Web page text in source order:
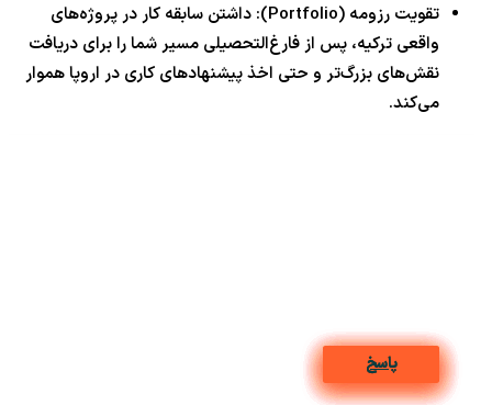
تقویت رزومه (Portfolio): داشتن سابقه کار در پروژه‌های
واقعی ترکیه، پس از فارغ‌التحصیلی مسیر شما را برای دریافت
نقش‌های بزرگ‌تر و حتی اخذ پیشنهادهای کاری در اروپا هموار
می‌کند.
پاسخ
پاسخ
پاسخ
پاسخ
پاسخ
پاسخ
پاسخ
پاسخ
پاسخ
پاسخ